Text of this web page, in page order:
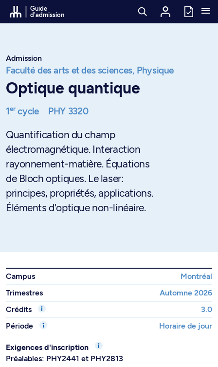
Passer au contenu
Guide
d'admission
Admission
Faculté des arts et des sciences, Physique
Optique quantique
1ercycle PHY 3320
Quantification du champ
électromagnétique. Interaction
rayonnement-matière. Équations
de Bloch optiques. Le laser:
principes, propriétés, applications.
Éléments d'optique non-linéaire.
Campus
Montréal
Trimestres
Automne 2026
Crédits
3.0
Période
Horaire de jour
Exigences d'inscription
Préalables: PHY2441 et PHY2813